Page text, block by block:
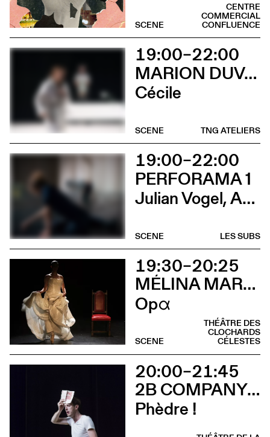
CENTRE
COMMERCIAL
CONFLUENCE
SCENE
19:00–22:00
MARION DUVAL - CHRIS CADILLAC
Cécile
TNG ATELIERS
SCENE
19:00–22:00
PERFORAMA 1
Julian Vogel, Aurélien Dougé, Igor Cardellini & Tomas Gonzalez
LES SUBS
SCENE
19:30–20:25
MÉLINA MARTIN
Opα
THÉÂTRE DES
CLOCHARDS
CÉLESTES
SCENE
20:00–21:45
2B COMPANY - FRANÇOIS GREMAUD
Phèdre !